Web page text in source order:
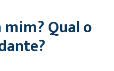
mim? Qual o